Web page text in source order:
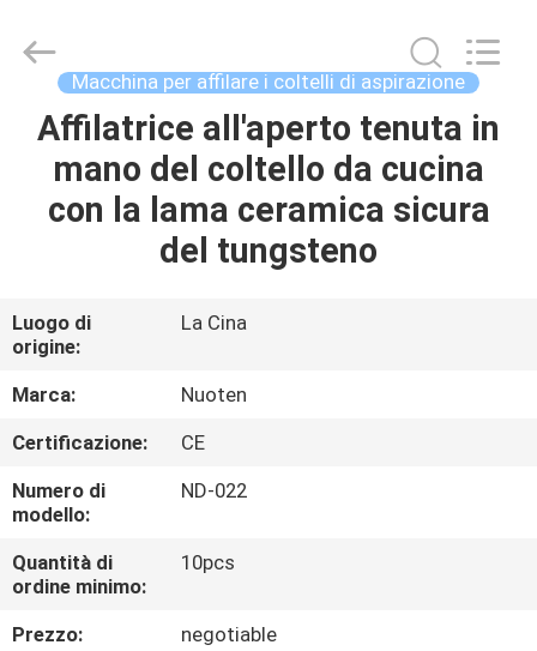
CASA.
PRODOTTI
SU
DI
NOI
VISITA
DELLA
FABBRICA
Norton
Electric
Appliance
Macchina per affilare i coltelli di aspirazione
Affilatrice all'aperto tenuta in
mano del coltello da cucina
con la lama ceramica sicura
del tungsteno
Luogo di
origine:
La Cina
Marca:
Nuoten
Certificazione:
CE
Numero di
modello:
ND-022
Quantità di
ordine minimo:
10pcs
Prezzo:
negotiable